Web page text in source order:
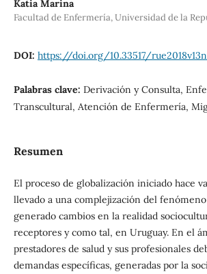
Katia Marina
Facultad de Enfermería, Universidad de la
DOI: https://doi.org/10.33517/
Palabras clave: Derivación y Consulta,
Transcultural, Atención de Enfermería,
Resumen
El proceso de globalización iniciado hace
llevado a una complejización del
generado cambios en la realidad
receptores y como tal, en Uruguay. En el
prestadores de salud y sus profesionales
demandas específicas, generadas por la